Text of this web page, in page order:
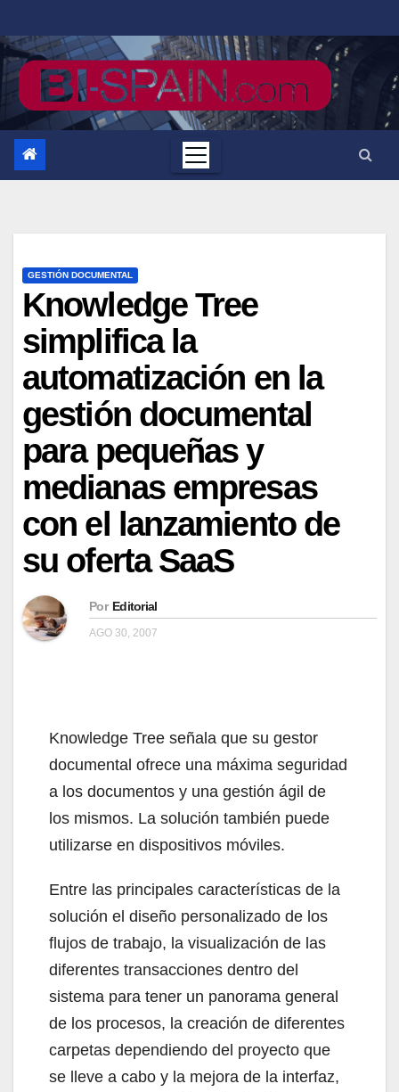
al
contenido
GESTIÓN DOCUMENTAL
Knowledge Tree
simplifica la
automatización en la
gestión documental
para pequeñas y
medianas empresas
con el lanzamiento de
su oferta SaaS
Por Editorial
AGO 30, 2007
Knowledge Tree señala que su gestor
documental ofrece una máxima seguridad
a los documentos y una gestión ágil de
los mismos. La solución también puede
utilizarse en dispositivos móviles.
Entre las principales características de la
solución el diseño personalizado de los
flujos de trabajo, la visualización de las
diferentes transacciones dentro del
sistema para tener un panorama general
de los procesos, la creación de diferentes
carpetas dependiendo del proyecto que
se lleve a cabo y la mejora de la interfaz,